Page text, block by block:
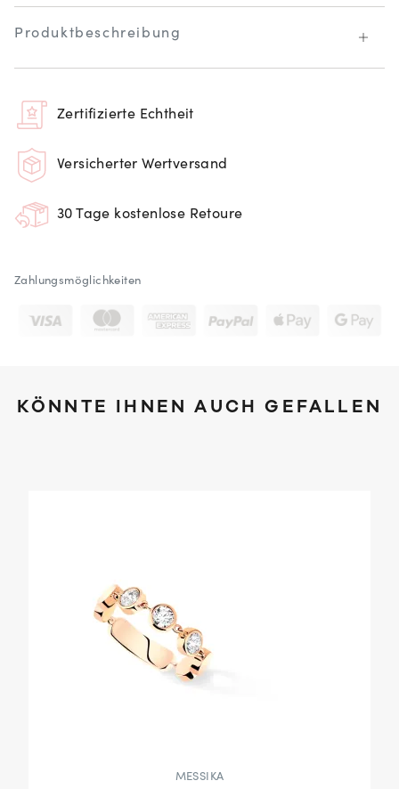
Produktbeschreibung
Zertifizierte Echtheit
Versicherter Wertversand
30 Tage kostenlose Retoure
Zahlungsmöglichkeiten
KÖNNTE IHNEN AUCH GEFALLEN
MESSIKA